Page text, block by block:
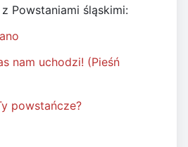
Powstaniami śląskimi:
nam uchodzi! (Pieśń
powstańcze?